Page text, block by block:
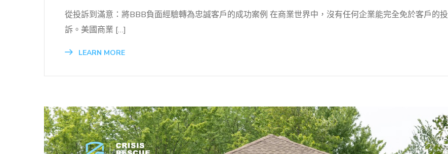
從投訴到滿意：將BBB負面經驗轉為忠誠客戶的成功案例 在商業世界中，沒有任何企業能完全免於客戶的投
訴。美國商業 […]
LEARN MORE